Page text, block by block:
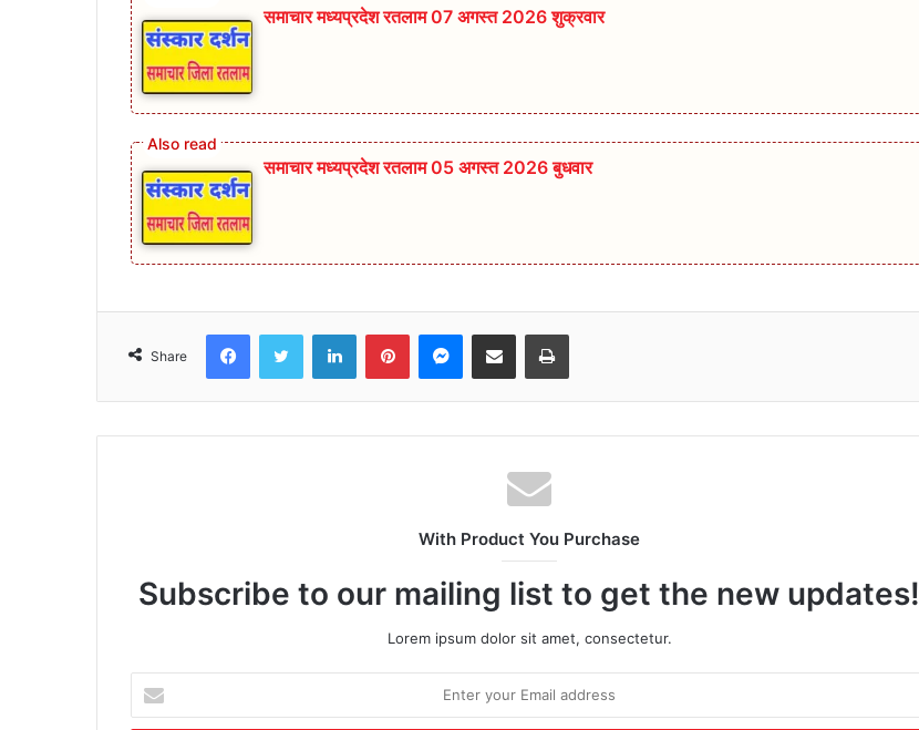
समाचार मध्यप्रदेश रतलाम 07 अगस्त 2026 शुक्रवार
समाचार मध्यप्रदेश रतलाम 05 अगस्त 2026 बुधवार
Share
FacebookTwitter LinkedInPinterestMessenger
Share via Email Print
With Product You Purchase
Subscribe to our mailing list to get the new updates!
Lorem ipsum dolor sit amet, consectetur.
your